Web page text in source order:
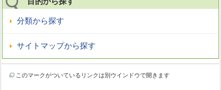
分類から探す
サイトマップから探す
このマークがついているリンクは別ウインドウで開きます